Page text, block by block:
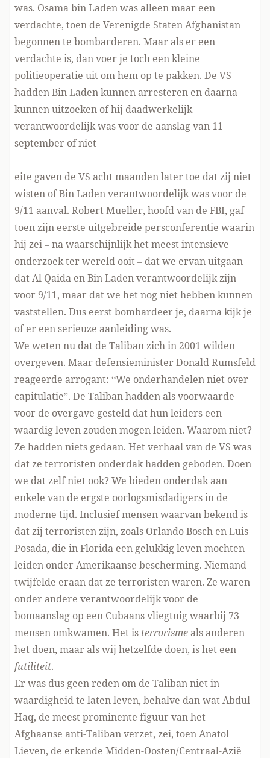
was. Osama bin Laden was alleen maar een
verdachte, toen de Verenigde Staten Afghanistan
begonnen te bombarderen. Maar als er een
verdachte is, dan voer je toch een kleine
politieoperatie uit om hem op te pakken. De VS
hadden Bin Laden kunnen arresteren en daarna
kunnen uitzoeken of hij daadwerkelijk
verantwoordelijk was voor de aanslag van 11
september of niet
eite gaven de VS acht maanden later toe dat zij niet
wisten of Bin Laden verantwoordelijk was voor de
9/11 aanval. Robert Mueller, hoofd van de FBI, gaf
toen zijn eerste uitgebreide persconferentie waarin
hij zei – na waarschijnlijk het meest intensieve
onderzoek ter wereld ooit – dat we ervan uitgaan
dat Al Qaida en Bin Laden verantwoordelijk zijn
voor 9/11, maar dat we het nog niet hebben kunnen
vaststellen. Dus eerst bombardeer je, daarna kijk je
of er een serieuze aanleiding was.
We weten nu dat de Taliban zich in 2001 wilden
overgeven. Maar defensieminister Donald Rumsfeld
reageerde arrogant: “We onderhandelen niet over
capitulatie”. De Taliban hadden als voorwaarde
voor de overgave gesteld dat hun leiders een
waardig leven zouden mogen leiden. Waarom niet?
Ze hadden niets gedaan. Het verhaal van de VS was
dat ze terroristen onderdak hadden geboden. Doen
we dat zelf niet ook? We bieden onderdak aan
enkele van de ergste oorlogsmisdadigers in de
moderne tijd. Inclusief mensen waarvan bekend is
dat zij terroristen zijn, zoals Orlando Bosch en Luis
Posada, die in Florida een gelukkig leven mochten
leiden onder Amerikaanse bescherming. Niemand
twijfelde eraan dat ze terroristen waren. Ze waren
onder andere verantwoordelijk voor de
bomaanslag op een Cubaans vliegtuig waarbij 73
mensen omkwamen. Het is terrorisme als anderen
het doen, maar als wij hetzelfde doen, is het een
futiliteit.
Er was dus geen reden om de Taliban niet in
waardigheid te laten leven, behalve dan wat Abdul
Haq, de meest prominente figuur van het
Afghaanse anti-Taliban verzet, zei, toen Anatol
Lieven, de erkende Midden-Oosten/Centraal-Azië